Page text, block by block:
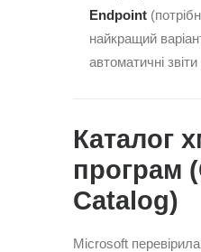
Endpoint
найкращий
автоматичні
Каталог
програм
Catalog)
Microsoft перевірила